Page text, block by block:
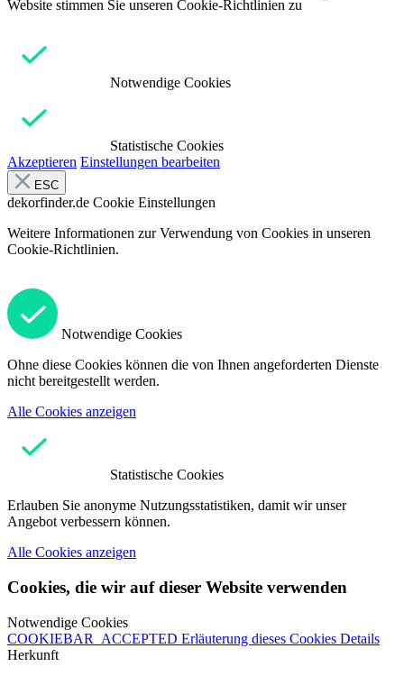
Website stimmen Sie unseren Cookie-Richtlinien zu
Notwendige Cookies
Statistische Cookies
Akzeptieren Einstellungen bearbeiten
ESC
dekorfinder.de Cookie Einstellungen
Weitere Informationen zur Verwendung von Cookies in unseren
Cookie-Richtlinien.
Notwendige Cookies
Ohne diese Cookies können die von Ihnen angeforderten Dienste
nicht bereitgestellt werden.
Alle Cookies anzeigen
Statistische Cookies
Erlauben Sie anonyme Nutzungsstatistiken, damit wir unser
Angebot verbessern können.
Alle Cookies anzeigen
Cookies, die wir auf dieser Website verwenden
Notwendige Cookies
COOKIEBAR_ACCEPTED Erläuterung dieses Cookies Details
Herkunft